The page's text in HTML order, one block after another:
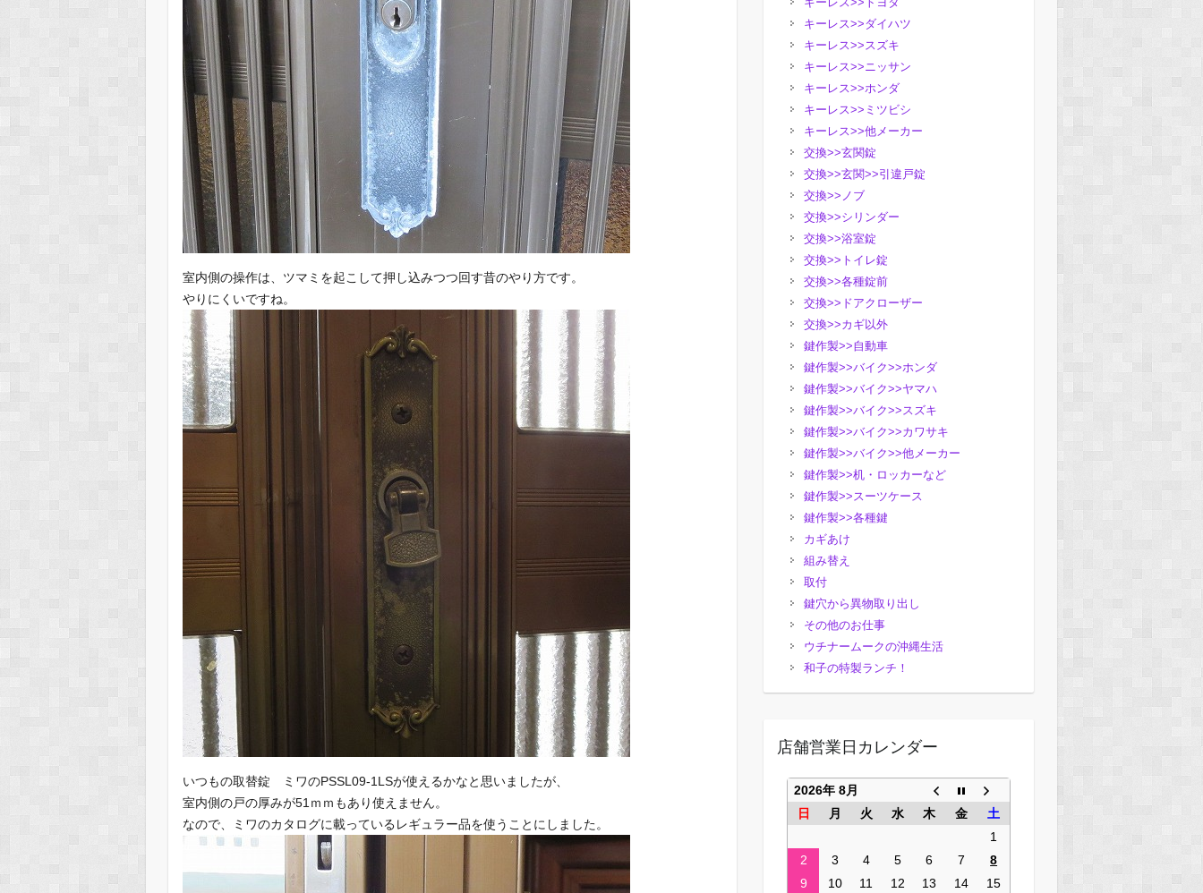
室内側の操作は、ツマミを起こして押し込みつつ回す昔のやり方です。
やりにくいですね。
いつもの取替錠 ミワのPSSL09-1LSが使えるかなと思いましたが、
室内側の戸の厚みが51ｍｍもあり使えません。
なので、ミワのカタログに載っているレギュラー品を使うことにしました。
キーレス>>ダイハツ
キーレス>>スズキ
キーレス>>ニッサン
キーレス>>ホンダ
キーレス>>ミツビシ
キーレス>>他メーカー
交換>>玄関錠
交換>>玄関>>引違戸錠
交換>>ノブ
交換>>シリンダー
交換>>浴室錠
交換>>トイレ錠
交換>>各種錠前
交換>>ドアクローザー
交換>>カギ以外
鍵作製>>自動車
鍵作製>>バイク>>ホンダ
鍵作製>>バイク>>ヤマハ
鍵作製>>バイク>>スズキ
鍵作製>>バイク>>カワサキ
鍵作製>>バイク>>他メーカー
鍵作製>>机・ロッカーなど
鍵作製>>スーツケース
鍵作製>>各種鍵
カギあけ
組み替え
取付
鍵穴から異物取り出し
その他のお仕事
ウチナームークの沖縄生活
和子の特製ランチ！
店舗営業日カレンダー
2026年 8月
日
月 火 水 木 金
土
1
2
3 4 5 6 7
8
9
10 11 12 13 14
15